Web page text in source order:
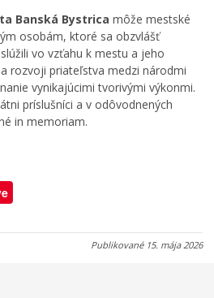
Banská Bystrica môže mestské
osobám, ktoré sa obzvlášť
vo vzťahu k mestu a jeho
rozvoji priateľstva medzi národmi
vynikajúcimi tvorivými výkonmi.
príslušníci a v odôvodnených
in memoriam.
Publikované 15. mája 2026